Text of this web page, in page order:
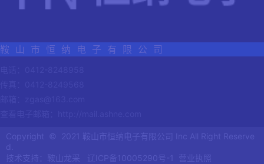
鞍 山 市 恒 纳 电 子 有 限 公 司
Copyright © 2021 鞍山市恒纳电子有限公司 Inc All Right Reserve
d.
技术支持：鞍山龙采
辽ICP备10005290号-1 营业执照